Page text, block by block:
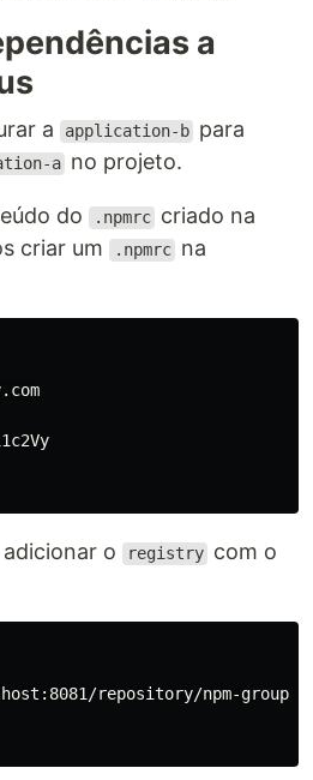
a
a application-b para
a no projeto.
do .npmrc criado na
criar um .npmrc na
o registry com o
repository/npm-group/